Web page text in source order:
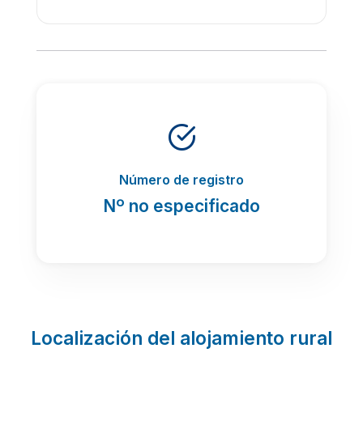
Número de registro
Nº no especificado
Localización del alojamiento rural